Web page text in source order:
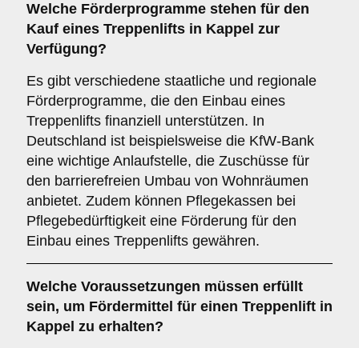
Welche Förderprogramme stehen für den
Kauf eines Treppenlifts in Kappel zur
Verfügung?
Es gibt verschiedene staatliche und regionale
Förderprogramme, die den Einbau eines
Treppenlifts finanziell unterstützen. In
Deutschland ist beispielsweise die KfW-Bank
eine wichtige Anlaufstelle, die Zuschüsse für
den barrierefreien Umbau von Wohnräumen
anbietet. Zudem können Pflegekassen bei
Pflegebedürftigkeit eine Förderung für den
Einbau eines Treppenlifts gewähren.
Welche Voraussetzungen müssen erfüllt
sein, um Fördermittel für einen Treppenlift in
Kappel zu erhalten?